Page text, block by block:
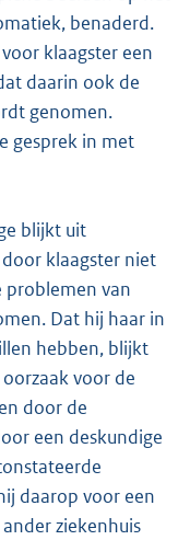
benaderd.
klaagster een
daarin ook de
genomen.
gesprek in met
blijkt uit
klaagster niet
problemen van
Dat hij haar in
hebben, blijkt
voor de
door de
een deskundige
daarop voor een
ziekenhuis